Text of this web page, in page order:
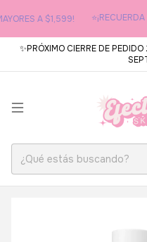
A $1,599! ⭐¡RECUERDA
✨PRÓXIMO CIERRE DE